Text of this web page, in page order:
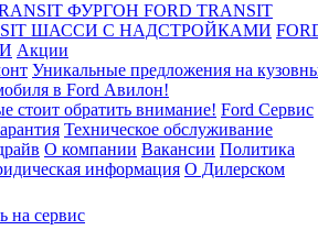
ФУРГОН FORD TRANSIT
ШАССИ С НАДСТРОЙКАМИ
Акции
Уникальные предложения на
в Ford Авилон!
стоит обратить внимание! Ford Сервис
Техническое обслуживание
О компании Вакансии Политика
информация О Дилерском
на сервис